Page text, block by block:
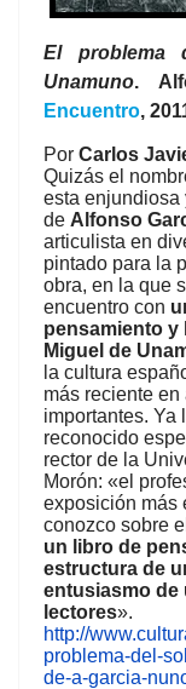
El problema
Unamuno.
Encuentro,
Por Carlos
Quizás el
esta enjundiosa
de Alfonso
articulista en
pintado para la
obra, en la que
encuentro con
pensamiento y
Miguel de
la cultura
más reciente
importantes. Ya
reconocido
rector de la
Morón: «el
exposición más
conozco sobre
un libro de
estructura de
entusiasmo de
lectores».
http://
problema-del-
de-a-garcia-